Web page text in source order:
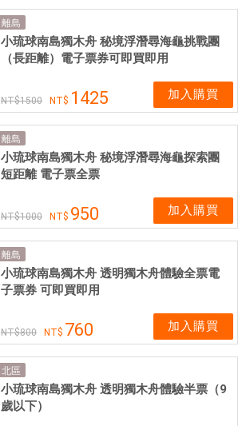
離島
小琉球南島獨木舟 秘境浮潛尋海龜挑戰團
（長距離）電子票券可即買即用
1500 1425 加入購買
離島
小琉球南島獨木舟 秘境浮潛尋海龜探索團
短距離 電子票全票
1000 950 加入購買
離島
小琉球南島獨木舟 透明獨木舟體驗全票電
子票券 可即買即用
800 760 加入購買
北區
小琉球南島獨木舟 透明獨木舟體驗半票（9
歲以下）